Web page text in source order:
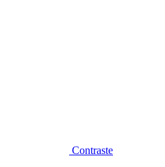
Contraste